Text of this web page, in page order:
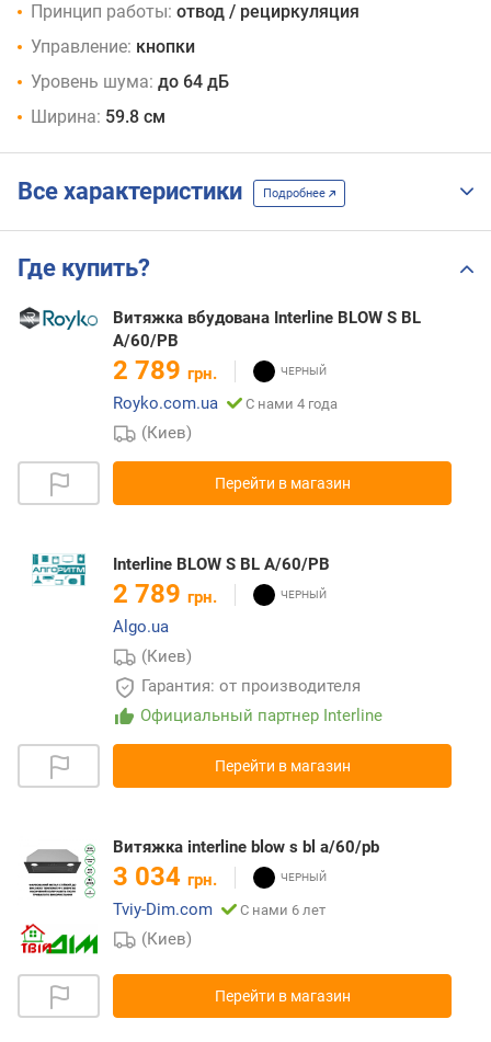
Принцип работы: отвод / рециркуляция
Управление: кнопки
Уровень шума: до 64 дБ
Ширина: 59.8 см
Все характеристики Подробнее
Где купить?
Витяжка вбудована Interline BLOW S BL
A/60/PB
2 789 грн.
Royko.com.ua
С нами 4 года
(Киев)
Перейти в магазин
Interline BLOW S BL A/60/PB
2 789 грн.
Algo.ua
(Киев)
Гарантия: от производителя
Официальный партнер Interline
Перейти в магазин
Витяжка interline blow s bl a/60/pb
3 034 грн.
Tviy-Dim.com
С нами 6 лет
(Киев)
Перейти в магазин